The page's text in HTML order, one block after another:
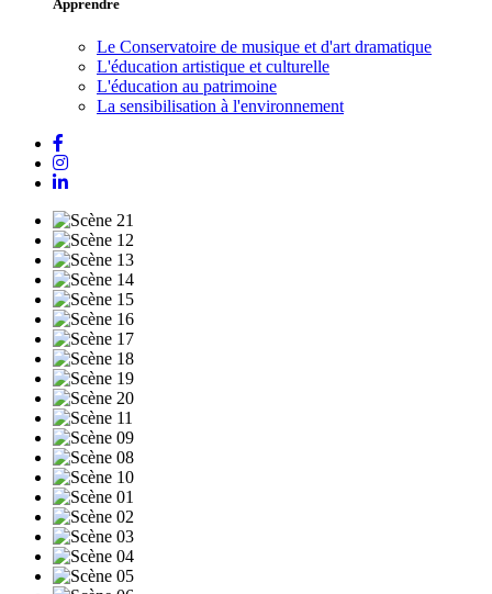
Apprendre
Le Conservatoire de musique et d'art dramatique
L'éducation artistique et culturelle
L'éducation au patrimoine
La sensibilisation à l'environnement